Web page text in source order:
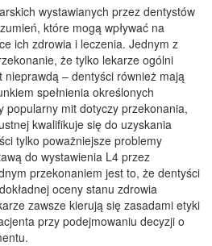
wystawianych przez dentystów
które mogą wpływać na
ich zdrowia i leczenia. Jednym z
że tylko lekarze ogólni
nieprawdą – dentyści również mają
spełnienia określonych
popularny mit dotyczy przekonania,
kwalifikuje się do uzyskania
tylko poważniejsze problemy
do wystawienia L4 przez
przekonaniem jest to, że dentyści
oceny stanu zdrowia
zawsze kierują się zasadami etyki
przy podejmowaniu decyzji o